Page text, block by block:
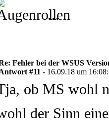
...
Fehler bei der WSUS
#11 - 16.09.18 um
ob MS wohl
der Sinn